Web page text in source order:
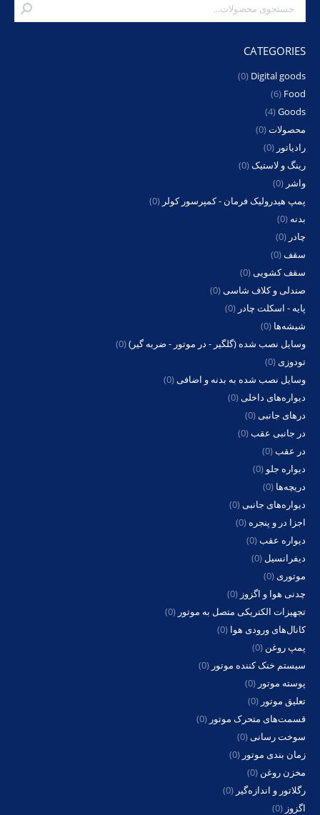
CATEGORIES
Digital goods
(0)
Food
(6)
Goods
(4)
محصولات(0)
رادیاتور (0)
رینگ و لاستیک(0)
واشر (0)
پمپ هیدرولیک فرمان - کمپرسور کولر (0)
بدنه (0)
چادر (0)
سقف(0)
سقف کشویی(0)
صندلی و کلاف شاسی(0)
پایه - اسکلت چادر (0)
شیشه‌ها (0)
وسایل نصب شده (گلگیر - در موتور - ضربه گیر)(0)
تودوزی(0)
وسایل نصب شده به بدنه و اضافی(0)
دیواره‌های داخلی(0)
درهای جانبی(0)
در جانبی عقب(0)
در عقب(0)
دیواره جلو (0)
دریچه‌ها (0)
دیواره‌های جانبی(0)
اجزا در و پنجره (0)
دیواره عقب(0)
دیفرانسیل (0)
موتوری(0)
چدنی هوا و اگزوز (0)
تجهیزات الکتریکی متصل به موتور (0)
کانال‌های ورودی هوا (0)
پمپ روغن (0)
سیستم خنک کننده موتور (0)
پوسته موتور (0)
تعلیق موتور (0)
قسمت‌های متحرک موتور (0)
سوخت رسانی(0)
زمان بندی موتور (0)
مخزن روغن (0)
رگلاتور و اندازه‌گیر (0)
اگزوز (0)